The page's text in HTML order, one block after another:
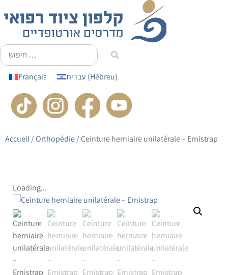
principal
Français עברית (Hébreu)
Accueil/Orthopédie/ Ceinture herniaire unilatérale – Ernistrap
Loading...